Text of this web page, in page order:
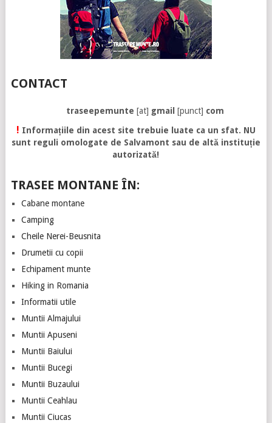
CONTACT
traseepemunte [at] gmail [punct] com
! Informațiile din acest site trebuie luate ca un sfat. NU
sunt reguli omologate de Salvamont sau de altă instituție
autorizată!
TRASEE MONTANE ÎN:
Cabane montane
Camping
Cheile Nerei-Beusnita
Drumetii cu copii
Echipament munte
Hiking in Romania
Informatii utile
Muntii Almajului
Muntii Apuseni
Muntii Baiului
Muntii Bucegi
Muntii Buzaului
Muntii Ceahlau
Muntii Ciucas